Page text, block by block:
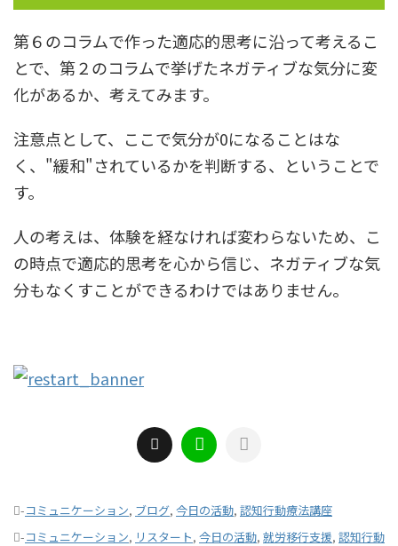
第６のコラムで作った適応的思考に沿って考えるこ
とで、第２のコラムで挙げたネガティブな気分に変
化があるか、考えてみます。
注意点として、ここで気分が0になることはな
く、"緩和"されているかを判断する、ということで
す。
人の考えは、体験を経なければ変わらないため、こ
の時点で適応的思考を心から信じ、ネガティブな気
分もなくすことができるわけではありません。
-コミュニケーション, ブログ, 今日の活動, 認知行動療法講座
-コミュニケーション, リスタート, 今日の活動, 就労移行支援, 認知行動